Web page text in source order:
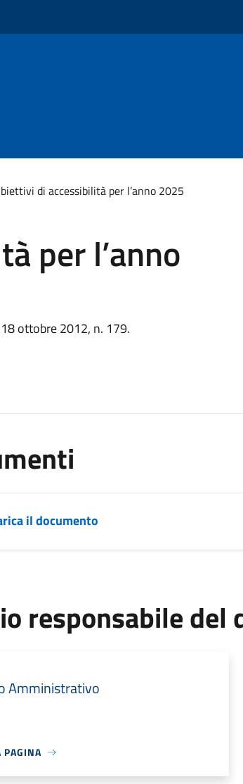
di accessibilità per l’anno 2025
per l’anno
ottobre 2012, n. 179.
il documento
responsabile del
Amministrativo
PAGINA